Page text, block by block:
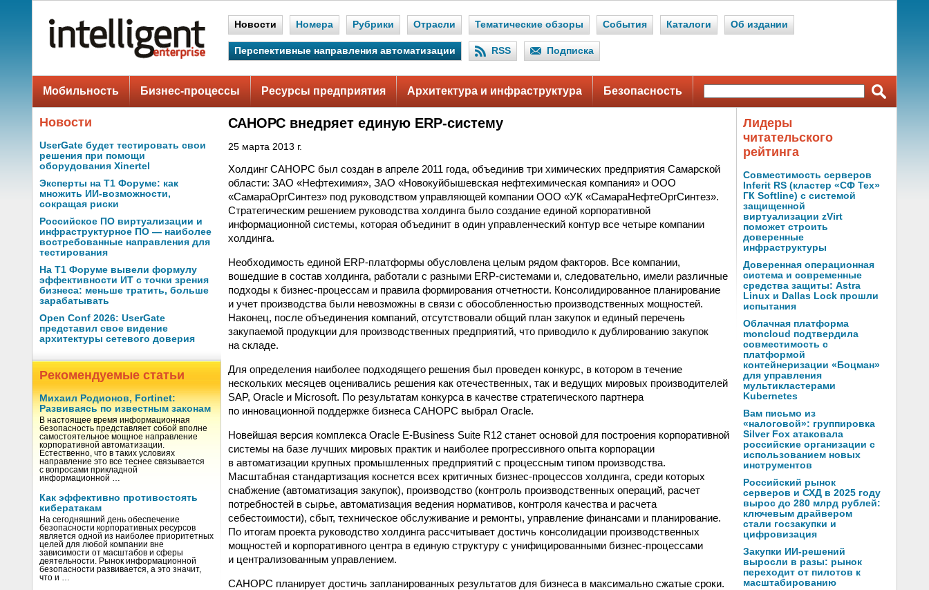
Новости Номера Рубрики Отрасли Тематические обзоры События Каталоги Об издании
Перспективные направления автоматизации RSS Подписка
Мобильность Бизнес-процессы Ресурсы предприятия Архитектура и инфраструктура Безопасность
Новости
UserGate будет тестировать свои
решения при помощи
оборудования Xinertel
Эксперты на Т1 Форуме: как
множить ИИ-возможности,
сокращая риски
Российское ПО виртуализации и
инфраструктурное ПО — наиболее
востребованные направления для
тестирования
На Т1 Форуме вывели формулу
эффективности ИТ с точки зрения
бизнеса: меньше тратить, больше
зарабатывать
Open Conf 2026: UserGate
представил свое видение
архитектуры сетевого доверия
Рекомендуемые статьи
Михаил Родионов, Fortinet:
Развиваясь по известным законам
В настоящее время информационная
безопасность представляет собой вполне
самостоятельное мощное направление
корпоративной автоматизации.
Естественно, что в таких условиях
направление это все теснее связывается
с вопросами прикладной
информационной …
Как эффективно противостоять
кибератакам
На сегодняшний день обеспечение
безопасности корпоративных ресурсов
является одной из наиболее приоритетных
целей для любой компании вне
зависимости от масштабов и сферы
деятельности. Рынок информационной
безопасности развивается, а это значит,
что и …
САНОРС внедряет единую ERP-систему
25 марта 2013 г.
Холдинг САНОРС был создан в апреле 2011 года, объединив три химических предприятия Самарской
области: ЗАО «Нефтехимия», ЗАО «Новокуйбышевская нефтехимическая компания» и ООО
«СамараОргСинтез» под руководством управляющей компании ООО «УК «СамараНефтеОргСинтез».
Стратегическим решением руководства холдинга было создание единой корпоративной
информационной системы, которая объединит в один управленческий контур все четыре компании
холдинга.
Необходимость единой ERP-платформы обусловлена целым рядом факторов. Все компании,
вошедшие в состав холдинга, работали с разными ERP-системами и, следовательно, имели различные
подходы к бизнес-процессам и правила формирования отчетности. Консолидированное планирование
и учет производства были невозможны в связи с обособленностью производственных мощностей.
Наконец, после объединения компаний, отсутствовали общий план закупок и единый перечень
закупаемой продукции для производственных предприятий, что приводило к дублированию закупок
на складе.
Для определения наиболее подходящего решения был проведен конкурс, в котором в течение
нескольких месяцев оценивались решения как отечественных, так и ведущих мировых производителей
SAP, Oracle и Microsoft. По результатам конкурса в качестве стратегического партнера
по инновационной поддержке бизнеса САНОРС выбрал Oracle.
Новейшая версия комплекса Oracle E-Business Suite R12 станет основой для построения корпоративной
системы на базе лучших мировых практик и наиболее прогрессивного опыта корпорации
в автоматизации крупных промышленных предприятий с процессным типом производства.
Масштабная стандартизация коснется всех критичных бизнес-процессов холдинга, среди которых
снабжение (автоматизация закупок), производство (контроль производственных операций, расчет
потребностей в сырье, автоматизация ведения нормативов, контроля качества и расчета
себестоимости), сбыт, техническое обслуживание и ремонты, управление финансами и планирование.
По итогам проекта руководство холдинга рассчитывает достичь консолидации производственных
мощностей и корпоративного центра в единую структуру с унифицированными бизнес-процессами
и централизованным управлением.
САНОРС планирует достичь запланированных результатов для бизнеса в максимально сжатые сроки.
Лидеры
читательского
рейтинга
Совместимость серверов
Inferit RS (кластер «СФ Тех»
ГК Softline) с системой
защищенной
виртуализации zVirt
поможет строить
доверенные
инфраструктуры
Доверенная операционная
система и современные
средства защиты: Astra
Linux и Dallas Lock прошли
испытания
Облачная платформа
moncloud подтвердила
совместимость с
платформой
контейнеризации «Боцман»
для управления
мультикластерами
Kubernetes
Вам письмо из
«налоговой»: группировка
Silver Fox атаковала
российские организации с
использованием новых
инструментов
Российский рынок
серверов и СХД в 2025 году
вырос до 280 млрд рублей:
ключевым драйвером
стали госзакупки и
цифровизация
Закупки ИИ-решений
выросли в разы: рынок
переходит от пилотов к
масштабированию